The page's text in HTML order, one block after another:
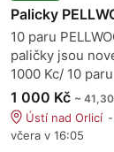
Palicky
10 paru
paličky jsou
1000 Kc/ 10
1 000 Kč ~
Ústí nad Orlicí
včera v 16:05